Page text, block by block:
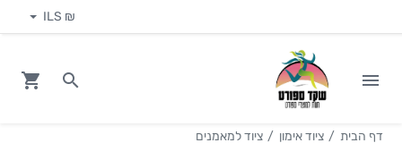
₪ ILS
דף הבית ציוד אימון ציוד למאמנים